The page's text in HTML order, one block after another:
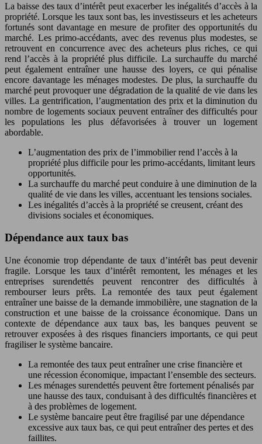
La baisse des taux d’intérêt peut exacerber les inégalités d’accès à la
propriété. Lorsque les taux sont bas, les investisseurs et les acheteurs
fortunés sont davantage en mesure de profiter des opportunités du
marché. Les primo-accédants, avec des revenus plus modestes, se
retrouvent en concurrence avec des acheteurs plus riches, ce qui
rend l’accès à la propriété plus difficile. La surchauffe du marché
peut également entraîner une hausse des loyers, ce qui pénalise
encore davantage les ménages modestes. De plus, la surchauffe du
marché peut provoquer une dégradation de la qualité de vie dans les
villes. La gentrification, l’augmentation des prix et la diminution du
nombre de logements sociaux peuvent entraîner des difficultés pour
les populations les plus défavorisées à trouver un logement
abordable.
L’augmentation des prix de l’immobilier rend l’accès à la
propriété plus difficile pour les primo-accédants, limitant leurs
opportunités.
La surchauffe du marché peut conduire à une diminution de la
qualité de vie dans les villes, accentuant les tensions sociales.
Les inégalités d’accès à la propriété se creusent, créant des
divisions sociales et économiques.
Dépendance aux taux bas
Une économie trop dépendante de taux d’intérêt bas peut devenir
fragile. Lorsque les taux d’intérêt remontent, les ménages et les
entreprises surendettés peuvent rencontrer des difficultés à
rembourser leurs prêts. La remontée des taux peut également
entraîner une baisse de la demande immobilière, une stagnation de la
construction et une baisse de la croissance économique. Dans un
contexte de dépendance aux taux bas, les banques peuvent se
retrouver exposées à des risques financiers importants, ce qui peut
fragiliser le système bancaire.
La remontée des taux peut entraîner une crise financière et
une récession économique, impactant l’ensemble des secteurs.
Les ménages surendettés peuvent être fortement pénalisés par
une hausse des taux, conduisant à des difficultés financières et
à des problèmes de logement.
Le système bancaire peut être fragilisé par une dépendance
excessive aux taux bas, ce qui peut entraîner des pertes et des
faillites.